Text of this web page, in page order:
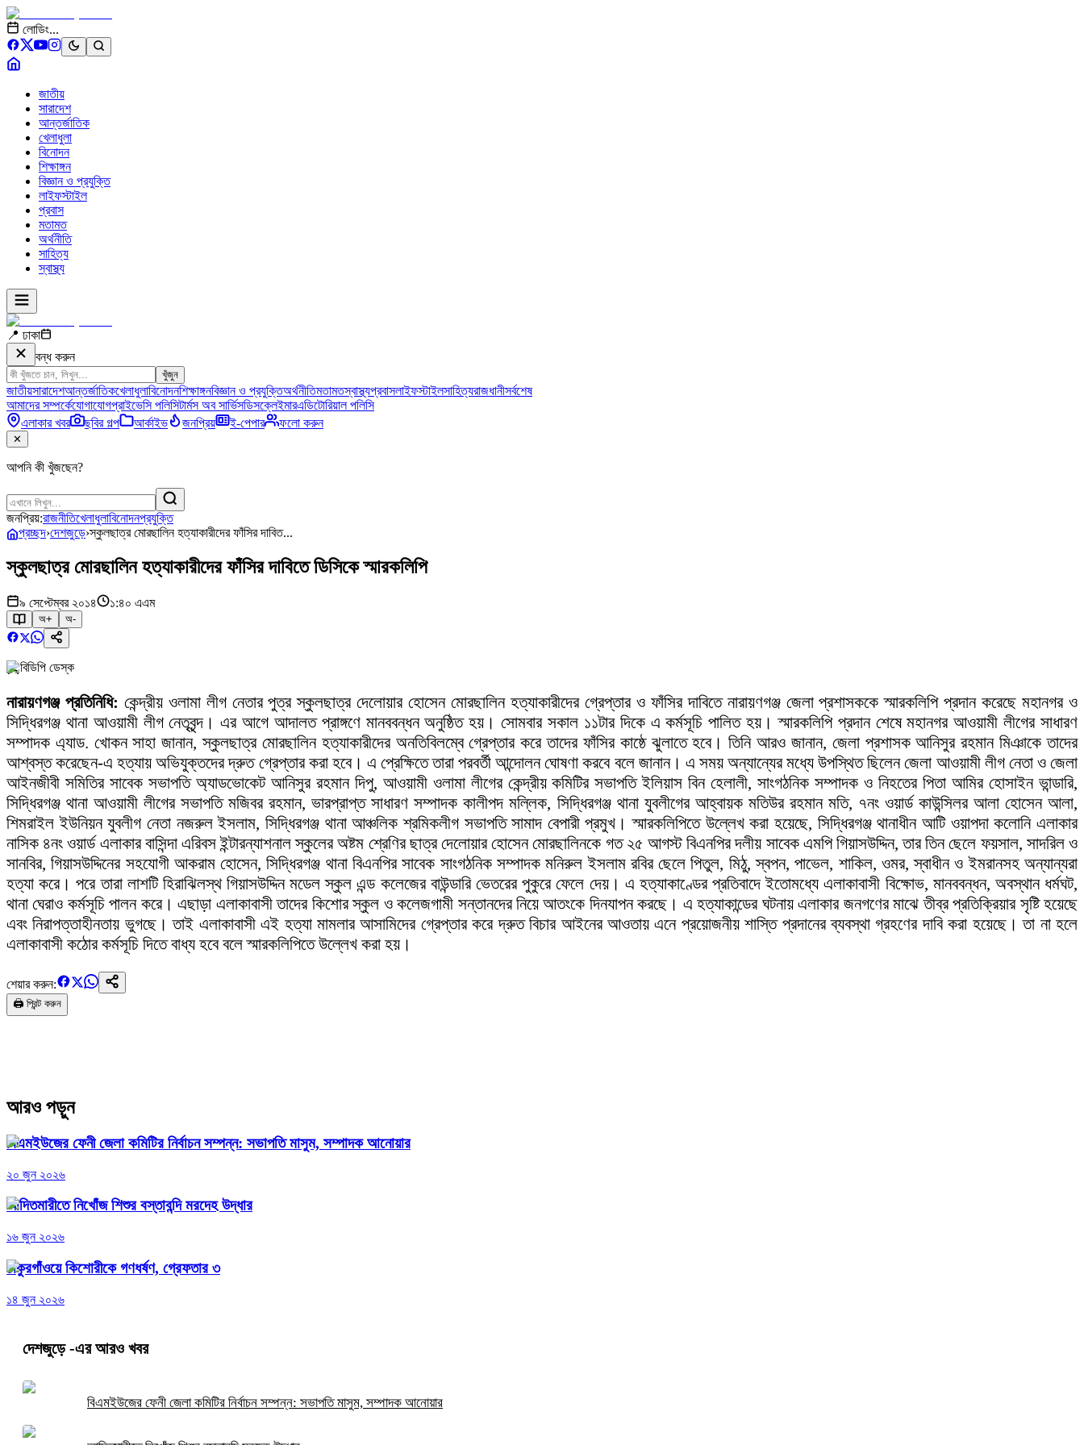
লোডিং...
জাতীয়
সারাদেশ
আন্তর্জাতিক
খেলাধুলা
বিনোদন
শিক্ষাঙ্গন
বিজ্ঞান ও প্রযুক্তি
লাইফস্টাইল
প্রবাস
মতামত
অর্থনীতি
সাহিত্য
স্বাস্থ্য
📍 ঢাকা
বন্ধ করুন
খুঁজুন
জাতীয়সারাদেশআন্তর্জাতিকখেলাধুলাবিনোদনশিক্ষাঙ্গনবিজ্ঞান ও প্রযুক্তিঅর্থনীতিমতামতস্বাস্থ্যপ্রবাসলাইফস্টাইলসাহিত্যরাজধানীসর্বশেষ
আমাদের সম্পর্কেযোগাযোগপ্রাইভেসি পলিসিটার্মস অব সার্ভিসডিসক্লেইমারএডিটোরিয়াল পলিসি
এলাকার খবর
ছবির গল্প আর্কাইভ জনপ্রিয় ই-পেপার ফলো করুন
✕
আপনি কী খুঁজছেন?
জনপ্রিয়:রাজনীতিখেলাধুলাবিনোদনপ্রযুক্তি
প্রচ্ছদ›দেশজুড়ে›স্কুলছাত্র মোরছালিন হত্যাকারীদের ফাঁসির দাবিত...
স্কুলছাত্র মোরছালিন হত্যাকারীদের ফাঁসির দাবিতে ডিসিকে স্মারকলিপি
৯ সেপ্টেম্বর ২০১৪ ১:৪০ এএম
অ+ অ-
বিডিপি ডেস্ক
নারায়ণগঞ্জ প্রতিনিধি: কেন্দ্রীয় ওলামা লীগ নেতার পুত্র স্কুলছাত্র দেলোয়ার হোসেন মোরছালিন হত্যাকারীদের গ্রেপ্তার ও ফাঁসির দাবিতে নারায়ণগঞ্জ জেলা প্রশাসককে স্মারকলিপি প্রদান করেছে মহানগর ও
সিদ্ধিরগঞ্জ থানা আওয়ামী লীগ নেতৃবৃন্দ। এর আগে আদালত প্রাঙ্গণে মানববন্ধন অনুষ্ঠিত হয়। সোমবার সকাল ১১টার দিকে এ কর্মসূচি পালিত হয়। স্মারকলিপি প্রদান শেষে মহানগর আওয়ামী লীগের সাধারণ
সম্পাদক এ্যাড. খোকন সাহা জানান, স্কুলছাত্র মোরছালিন হত্যাকারীদের অনতিবিলম্বে গ্রেপ্তার করে তাদের ফাঁসির কাষ্ঠে ঝুলাতে হবে। তিনি আরও জানান, জেলা প্রশাসক আনিসুর রহমান মিঞাকে তাদের
আশ্বস্ত করেছেন-এ হত্যায় অভিযুক্তদের দ্রুত গ্রেপ্তার করা হবে। এ প্রেক্ষিতে তারা পরবর্তী আন্দোলন ঘোষণা করবে বলে জানান। এ সময় অন্যান্যের মধ্যে উপস্থিত ছিলেন জেলা আওয়ামী লীগ নেতা ও জেলা
আইনজীবী সমিতির সাবেক সভাপতি অ্যাডভোকেট আনিসুর রহমান দিপু, আওয়ামী ওলামা লীগের কেন্দ্রীয় কমিটির সভাপতি ইলিয়াস বিন হেলালী, সাংগঠনিক সম্পাদক ও নিহতের পিতা আমির হোসাইন ভান্ডারি,
সিদ্ধিরগঞ্জ থানা আওয়ামী লীগের সভাপতি মজিবর রহমান, ভারপ্রাপ্ত সাধারণ সম্পাদক কালীপদ মল্লিক, সিদ্ধিরগঞ্জ থানা যুবলীগের আহ্বায়ক মতিউর রহমান মতি, ৭নং ওয়ার্ড কাউন্সিলর আলা হোসেন আলা,
শিমরাইল ইউনিয়ন যুবলীগ নেতা নজরুল ইসলাম, সিদ্ধিরগঞ্জ থানা আঞ্চলিক শ্রমিকলীগ সভাপতি সামাদ বেপারী প্রমুখ। স্মারকলিপিতে উল্লেখ করা হয়েছে, সিদ্ধিরগঞ্জ থানাধীন আটি ওয়াপদা কলোনি এলাকার
নাসিক ৪নং ওয়ার্ড এলাকার বাসিন্দা এরিবস ইন্টারন্যাশনাল স্কুলের অষ্টম শ্রেণির ছাত্র দেলোয়ার হোসেন মোরছালিনকে গত ২৫ আগস্ট বিএনপির দলীয় সাবেক এমপি গিয়াসউদ্দিন, তার তিন ছেলে ফয়সাল, সাদরিল ও
সানবির, গিয়াসউদ্দিনের সহযোগী আকরাম হোসেন, সিদ্ধিরগঞ্জ থানা বিএনপির সাবেক সাংগঠনিক সম্পাদক মনিরুল ইসলাম রবির ছেলে পিতুল, মিঠু, স্বপন, পাভেল, শাকিল, ওমর, স্বাধীন ও ইমরানসহ অন্যান্যরা
হত্যা করে। পরে তারা লাশটি হিরাঝিলস্থ গিয়াসউদ্দিন মডেল স্কুল এন্ড কলেজের বাউন্ডারি ভেতরের পুকুরে ফেলে দেয়। এ হত্যাকাণ্ডের প্রতিবাদে ইতোমধ্যে এলাকাবাসী বিক্ষোভ, মানববন্ধন, অবস্থান ধর্মঘট,
থানা ঘেরাও কর্মসূচি পালন করে। এছাড়া এলাকাবাসী তাদের কিশোর স্কুল ও কলেজগামী সন্তানদের নিয়ে আতংকে দিনযাপন করছে। এ হত্যাকান্ডের ঘটনায় এলাকার জনগণের মাঝে তীব্র প্রতিক্রিয়ার সৃষ্টি হয়েছে
এবং নিরাপত্তাহীনতায় ভুগছে। তাই এলাকাবাসী এই হত্যা মামলার আসামিদের গ্রেপ্তার করে দ্রুত বিচার আইনের আওতায় এনে প্রয়োজনীয় শাস্তি প্রদানের ব্যবস্থা গ্রহণের দাবি করা হয়েছে। তা না হলে
এলাকাবাসী কঠোর কর্মসূচি দিতে বাধ্য হবে বলে স্মারকলিপিতে উল্লেখ করা হয়।
শেয়ার করুন:
🖨️ প্রিন্ট করুন
আরও পড়ুন
বিএমইউজের ফেনী জেলা কমিটির নির্বাচন সম্পন্ন: সভাপতি মাসুম, সম্পাদক আনোয়ার
২০ জুন ২০২৬
আদিতমারীতে নিখোঁজ শিশুর বস্তাবন্দি মরদেহ উদ্ধার
১৬ জুন ২০২৬
ঠাকুরগাঁওয়ে কিশোরীকে গণধর্ষণ, গ্রেফতার ৩
১৪ জুন ২০২৬
দেশজুড়ে-এর আরও খবর
বিএমইউজের ফেনী জেলা কমিটির নির্বাচন সম্পন্ন: সভাপতি মাসুম, সম্পাদক আনোয়ার